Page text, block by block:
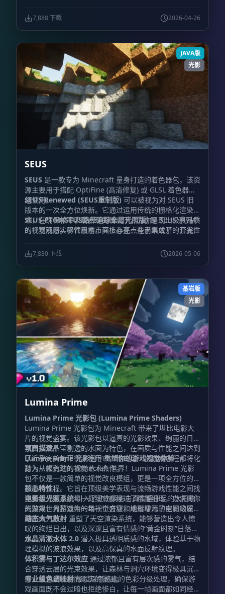
(Autofix)”开关。 完成设置后，通过 MB Loader 启动游
戏即可体验光影效果。
图功能。获取方式请前往作者的 Discord 频道。
7,888 下载 2026-04-26
JAVA版
光影
SEUS
SEUS 是一款专为 Minecraft 量身打造的着色器包，该资
源主要用于搭配 OptiFine (高清修复) 或 GLSL 着色器模
组使用。
SEUS Renewed (SEUS重制版) 可以被视为对 SEUS 旧
版本的一次全方位焕新。它通过运用传统的栅格化渲染技
术，在确保帧率表现合理的情况下，为你呈现出极具品质
的视觉观感。尽管目前市面上存在一些尚未公开的开发性
PTGI 的迭代升级上。
SEUS PTGI (SEUS路径追踪全局光照版)是 SEUS 系列中
的一项前沿实验性版本。其核心亮点在于集成了一套完全
是，运行它并不强制要求
玩家必须拥有 RTX 系列显卡。
项目名称中的 “PTGI” 全称为 “Path Traced Global
招牌特性，同时还涵盖了基于路径追踪的反射效果。
7,830 下载 2026-05-06
基岩版
光影
Lumina Prime
Lumina Prime 光影包 (Lumina Prime Shaders)
Lumina Prime 光影包为 Minecraft 带来了堪比电影大
片的视觉盛宴。该光影包以逼真的光影效果、绚丽的日落
氛围以及晶莹剔透的水面为特色，在画质与性能之间达到
了近乎完美的平衡。使用它，你的每一次游戏旅程都将化
身为一幅流动的视觉艺术杰作。
项目描述
Lumina Prime 光影包 – 重塑你的游戏视觉体验
踏入从未有过的 Minecraft 世界！Lumina Prime 光影
包不仅是一款简单的视觉改良模组，更是一项全方位的图
形重构工程。它旨在顶级美学表现与流畅游戏性能之间找
到黄金分割点。每一处细节都经过了精雕细琢，力求将你
的游戏世界打造为一场视觉盛宴，成就非凡的电影级质
感。
核心特性
电影级光照系统引入了动态阴影与真实感十足的太阳眩
光效果，为游戏中的每一个方块和地形增添了空间的深度
与生命力。
动态大气散射 重塑了天空渲染系统，能够营造出令人惊
叹的绚烂日出，以及深邃且富有情感的“黄金时刻”日落景
观。
水晶清澈水体 2.0 潜入极具透明质感的水域，体验基于物
理模拟的波浪效果，以及高保真的水面反射纹理。
体积雾与丁达尔效应 通过浓郁且富有层次感的雾气，结
合穿透云层的光束效果，让森林与洞穴环境变得极具沉浸
感，营造出神秘而写实的氛围。
专业级色调映射经过深思熟虑的色彩分级处理，确保游
戏画面既不会过暗也拒绝惨白，让每一帧画面都如同经过